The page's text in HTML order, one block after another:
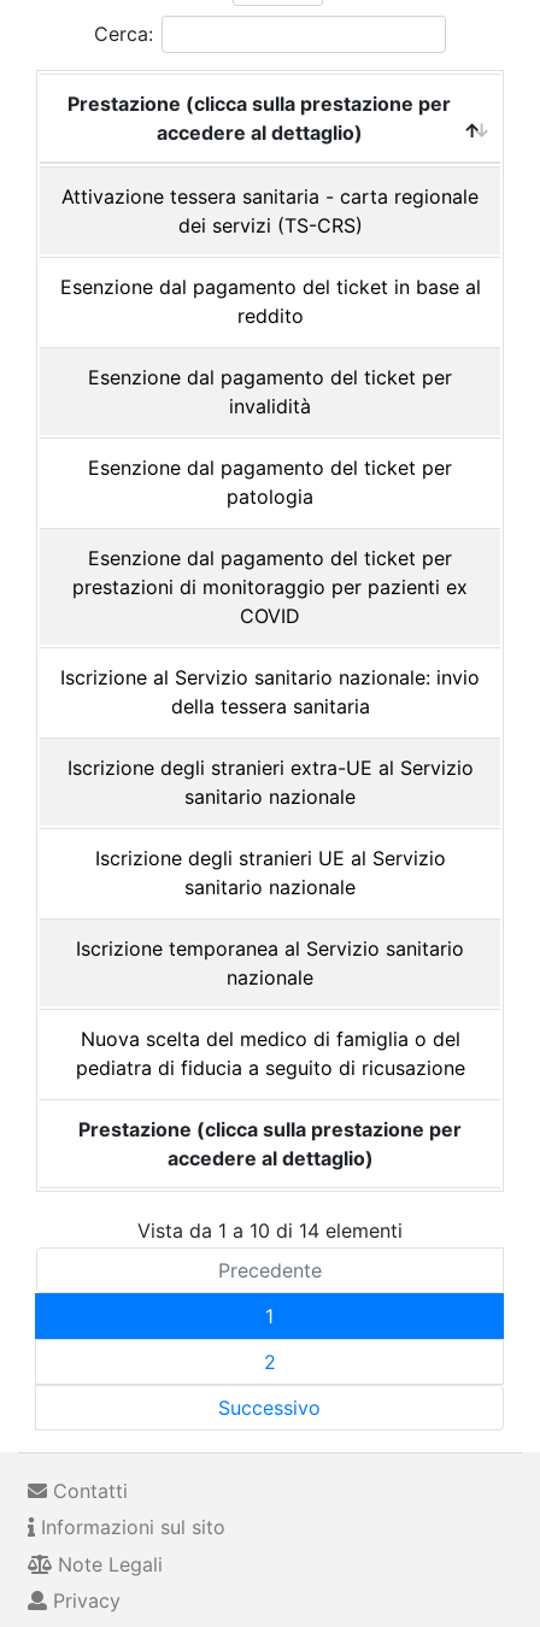
Cerca:
Prestazione (clicca sulla prestazione per
accedere al dettaglio)
Attivazione tessera sanitaria - carta regionale
dei servizi (TS-CRS)
Esenzione dal pagamento del ticket in base al
reddito
Esenzione dal pagamento del ticket per
invalidità
Esenzione dal pagamento del ticket per
patologia
Esenzione dal pagamento del ticket per
prestazioni di monitoraggio per pazienti ex
COVID
Iscrizione al Servizio sanitario nazionale: invio
della tessera sanitaria
Iscrizione degli stranieri extra-UE al Servizio
sanitario nazionale
Iscrizione degli stranieri UE al Servizio
sanitario nazionale
Iscrizione temporanea al Servizio sanitario
nazionale
Nuova scelta del medico di famiglia o del
pediatra di fiducia a seguito di ricusazione
Prestazione (clicca sulla prestazione per
accedere al dettaglio)
Vista da 1 a 10 di 14 elementi
Precedente
1
2
Successivo
Contatti
Informazioni sul sito
Note Legali
Privacy